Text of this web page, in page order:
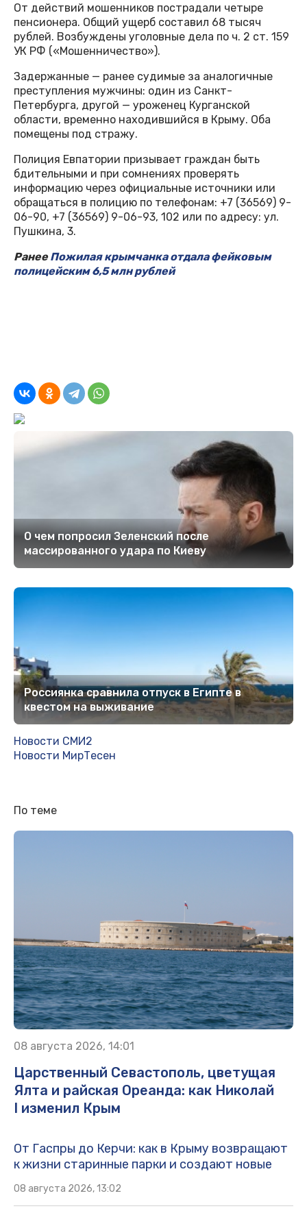
От действий мошенников пострадали четыре
пенсионера. Общий ущерб составил 68 тысяч
рублей. Возбуждены уголовные дела по ч. 2 ст. 159
УК РФ («Мошенничество»).
Задержанные — ранее судимые за аналогичные
преступления мужчины: один из Санкт-
Петербурга, другой — уроженец Курганской
области, временно находившийся в Крыму. Оба
помещены под стражу.
Полиция Евпатории призывает граждан быть
бдительными и при сомнениях проверять
информацию через официальные источники или
обращаться в полицию по телефонам: +7 (36569) 9-
06-90, +7 (36569) 9-06-93, 102 или по адресу: ул.
Пушкина, 3.
РанееПожилая крымчанка отдала фейковым
полицейским 6,5 млн рублей
О чем попросил Зеленский после
массированного удара по Киеву
Россиянка сравнила отпуск в Египте в
квестом на выживание
Новости СМИ2
Новости МирТесен
По теме
08 августа 2026, 14:01
Царственный Севастополь, цветущая
Ялта и райская Ореанда: как Николай
I изменил Крым
От Гаспры до Керчи: как в Крыму возвращают
к жизни старинные парки и создают новые
08 августа 2026, 13:02